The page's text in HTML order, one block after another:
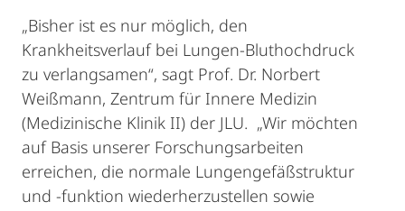
„Bisher ist es nur möglich, den
Krankheitsverlauf bei Lungen-Bluthochdruck
zu verlangsamen“, sagt Prof. Dr. Norbert
Weißmann, Zentrum für Innere Medizin
(Medizinische Klinik II) der JLU. „Wir möchten
auf Basis unserer Forschungsarbeiten
erreichen, die normale Lungengefäßstruktur
und -funktion wiederherzustellen sowie